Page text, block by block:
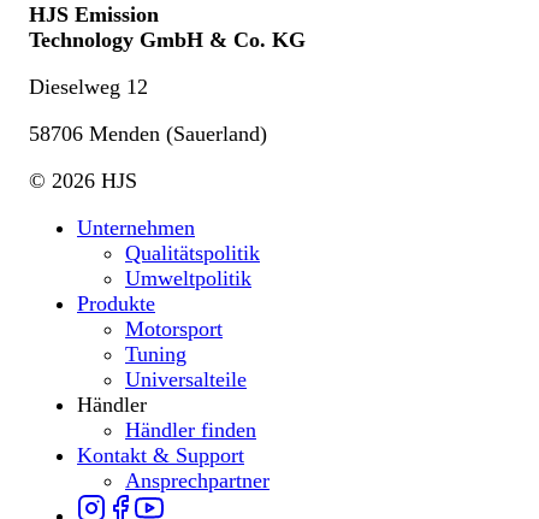
HJS Emission
Technology GmbH & Co. KG
Dieselweg 12
58706 Menden (Sauerland)
© 2026 HJS
Unternehmen
Qualitätspolitik
Umweltpolitik
Produkte
Motorsport
Tuning
Universalteile
Händler
Händler finden
Kontakt & Support
Ansprechpartner